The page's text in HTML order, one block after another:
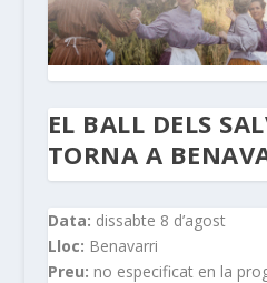
EL BALL DELS
TORNA A
Data: dissabte 8 d’agost
Lloc: Benavarri
Preu: no especificat en la